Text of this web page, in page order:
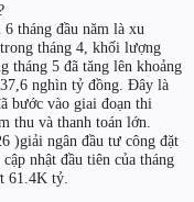
tháng đầu năm là xu
tháng 4, khối lượng
tháng 5 đã tăng lên khoảng
nghìn tỷ đồng. Đây là
bước vào giai đoạn thi
thu và thanh toán lớn.
)giải ngân đầu tư công đặt
nhật đầu tiên của tháng
61.4K tỷ.